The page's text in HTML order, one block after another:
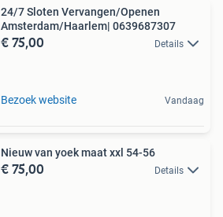
24/7 Sloten Vervangen/Openen
Amsterdam/Haarlem| 0639687307
€ 75,00 Details
Bezoek website Vandaag
Nieuw van yoek maat xxl 54-56
€ 75,00 Details